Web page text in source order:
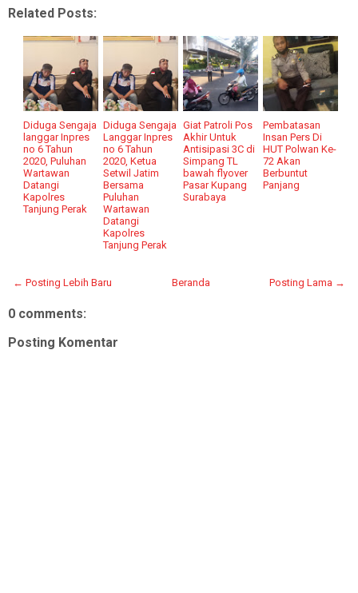
Related Posts:
Diduga Sengaja
langgar Inpres
no 6 Tahun
2020, Puluhan
Wartawan
Datangi
Kapolres
Tanjung Perak
Diduga Sengaja
Langgar Inpres
no 6 Tahun
2020, Ketua
Setwil Jatim
Bersama
Puluhan
Wartawan
Datangi
Kapolres
Tanjung Perak
Giat Patroli Pos
Akhir Untuk
Antisipasi 3C di
Simpang TL
bawah flyover
Pasar Kupang
Surabaya
Pembatasan
Insan Pers Di
HUT Polwan Ke-
72 Akan
Berbuntut
Panjang
← Posting Lebih Baru Posting Lama →
Beranda
0 comments:
Posting Komentar